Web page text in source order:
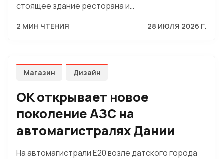
стоящее здание ресторана и…
2 МИН ЧТЕНИЯ 28 ИЮЛЯ 2026 Г.
Магазин Дизайн
OK открывает новое
поколение АЗС на
автомагистралях Дании
На автомагистрали E20 возле датского города